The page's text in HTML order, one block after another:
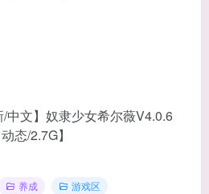
养成 游戏区